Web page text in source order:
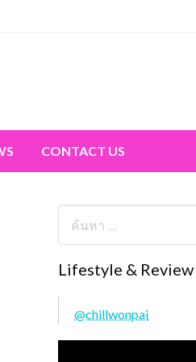
CONTACT US
Lifestyle & Review
@chillwonpai